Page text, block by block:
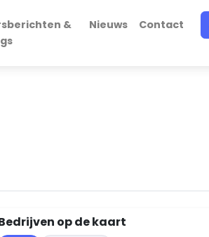
&
Nieuws Contact
op de kaart